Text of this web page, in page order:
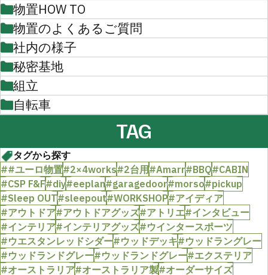
物置HOW TO
物置のよくあるご質問
社内の様子
秘密基地
組立
自転車
TAG
タグから探す
##ユーロ物置#2×4works#2台用#Amarr#BBQ#CABIN
#CSP F&F#diy#eeplan#garagedoor#morso#pickup
#Sleep OUT#sleepout#WORKSHOP#アイディア
#アウトドア#アウトドアグッズ#アトリエ#インタビュー
#インテリア#インテリアグッズ#ウインタースポーツ
#ウエスタンレッドシダー#ウッドデッキ#ウッドラングレー
#ウッドランドグレー#ウッドランドグレー#エクステリア
#オーストラリア#オーストラリア製#オーダーサイズ